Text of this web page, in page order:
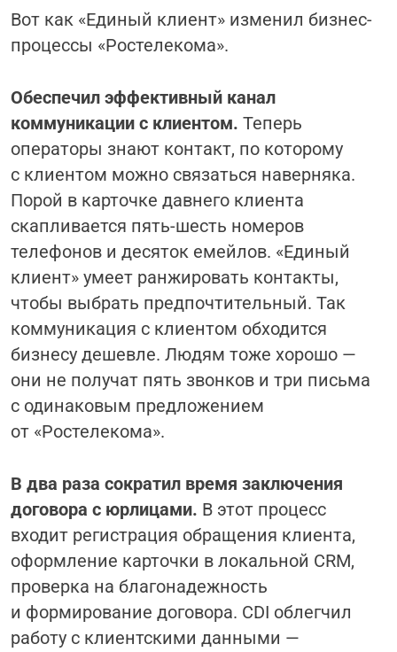
Вот как «Единый клиент» изменил бизнес-
процессы «Ростелекома».
Обеспечил эффективный канал
коммуникации с клиентом. Теперь
операторы знают контакт, по которому
с клиентом можно связаться наверняка.
Порой в карточке давнего клиента
скапливается пять-шесть номеров
телефонов и десяток емейлов. «Единый
клиент» умеет ранжировать контакты,
чтобы выбрать предпочтительный. Так
коммуникация с клиентом обходится
бизнесу дешевле. Людям тоже хорошо —
они не получат пять звонков и три письма
с одинаковым предложением
от «Ростелекома».
В два раза сократил время заключения
договора с юрлицами. В этот процесс
входит регистрация обращения клиента,
оформление карточки в локальной CRM,
проверка на благонадежность
и формирование договора. CDI облегчил
работу с клиентскими данными —